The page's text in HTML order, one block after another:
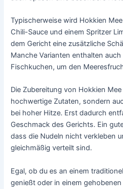
Typischerweise wird Hokkien
Chili-Sauce und einem Spritzer
dem Gericht eine zusätzliche
Manche Varianten enthalten
Fischkuchen, um den
Die Zubereitung von Hokkien
hochwertige Zutaten, sondern
bei hoher Hitze. Erst dadurch
Geschmack des Gerichts. Ein
dass die Nudeln nicht verkleben
gleichmäßig verteilt sind.
Egal, ob du es an einem
genießt oder in einem